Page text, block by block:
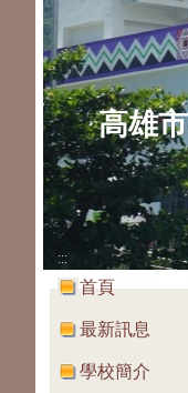
高雄
:::
首頁
最新訊息
學校簡介